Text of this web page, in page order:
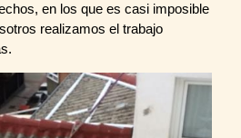
en los que es casi imposible
realizamos el trabajo